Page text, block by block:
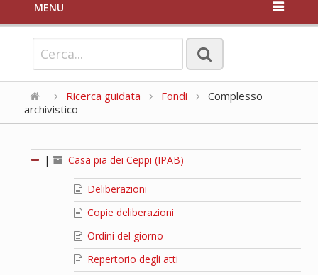
MENU
Ricerca guidata Fondi
Complesso
archivistico
| Casa pia dei Ceppi (IPAB)
Deliberazioni
Copie deliberazioni
Ordini del giorno
Repertorio degli atti